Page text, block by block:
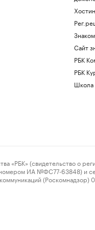
Сайт
РБК
РБК
Школа
(свидетельство о
ИА №ФС77-63848) и